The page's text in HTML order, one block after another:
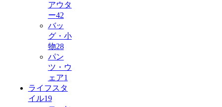
アウタ
ー42
バッ
グ・小
物28
パン
ツ・ウ
ェア1
ライフスタ
イル19